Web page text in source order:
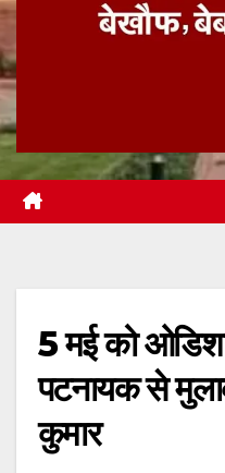
5 मई को
पटनायक से
कुमार